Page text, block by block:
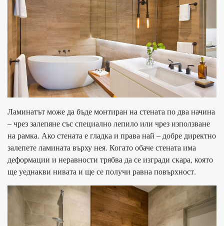
Ламинатът може да бъде монтиран на стената по два начина
– чрез залепяне със специално лепило или чрез използване
на рамка. Ако стената е гладка и права най – добре директно
залепете ламината върху нея. Когато обаче стената има
деформации и неравности трябва да се изгради скара, която
ще уеднакви нивата и ще се получи равна повърхност.